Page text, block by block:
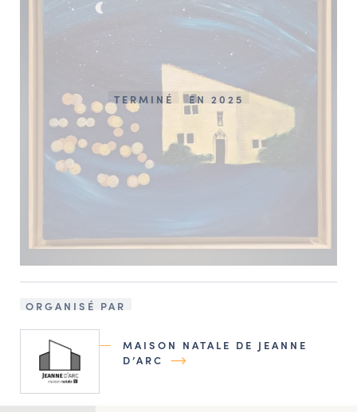
TERMINÉ EN 2025
ORGANISÉ PAR
MAISON NATALE DE JEANNE
D’ARC